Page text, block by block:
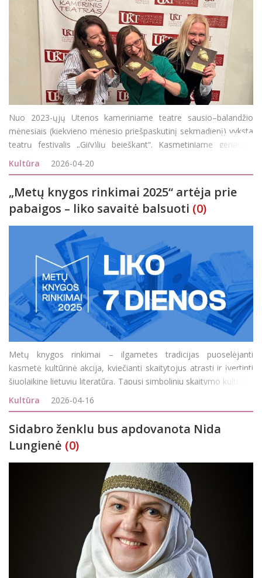
Nuo 2023-ųjų Utenos kameriniame teatre sausio–balandžio
mėnesiais (kiekvieno mėnesio priešpaskutinį sekmadienį) vyksta
teatrų festivalis „Gi(y)lių beieškant“. Kasmetiniame geriausių
neprofesinių Lietuvos teatrų festivalyje mėgėjų teatrai iš visos
Kultūra 2026-04-20
„Metų knygos rinkimai 2025“ artėja prie
pabaigos – liko savaitė balsuoti (0)
Metų knygos rinkimai – ilgametes tradicijas puoselėjanti
kasmetė kultūrinė akcija, kviečianti skaitytojus atrasti ir įvertinti
šiuolaikinę lietuvių literatūrą. Tapusi simboliniu skaitymo kultūros
barometru, ši iniciatyva skatina dialogą tarp skaitytojų, autorių ir
Kultūra 2026-04-16
Sidabro ženklu bus apdovanota Nida
Lungienė (0)